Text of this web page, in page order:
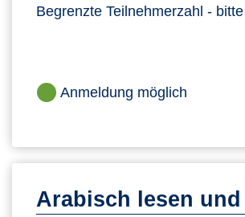
Begrenzte Teilnehmerzahl -
Anmeldung möglich
Arabisch lesen